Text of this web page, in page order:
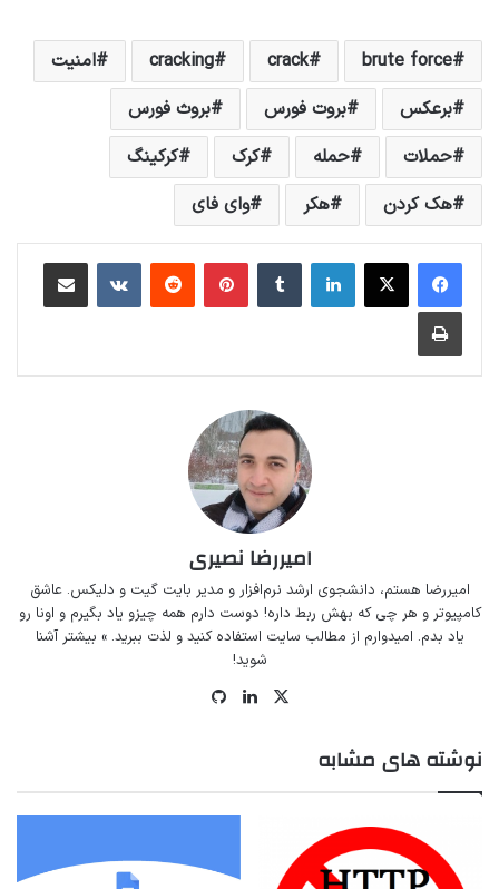
brute force
crack
cracking
امنیت
برعکس
بروت فورس
بروث فورس
حملات
حمله کرک
کرکینگ
هک کردن
هکر وای فای
لینکداینتامبلر پینتریستReddit
VKontakteاشتراک گذاری با ایمیل
چاپ
امیررضا نصیری
امیررضا هستم، دانشجوی ارشد نرم‌افزار و مدیر بایت گیت و دلیکس. عاشق
کامپیوتر و هر چی که بهش ربط داره! دوست دارم همه چیزو یاد بگیرم و اونا رو
یاد بدم. امیدوارم از مطالب سایت استفاده کنید و لذت ببرید.» بیشتر آشنا
شوید!
ایکس لینکداین
نوشته های مشابه